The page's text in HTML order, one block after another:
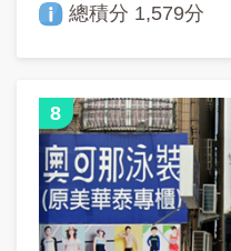
總積分 1,579分
8